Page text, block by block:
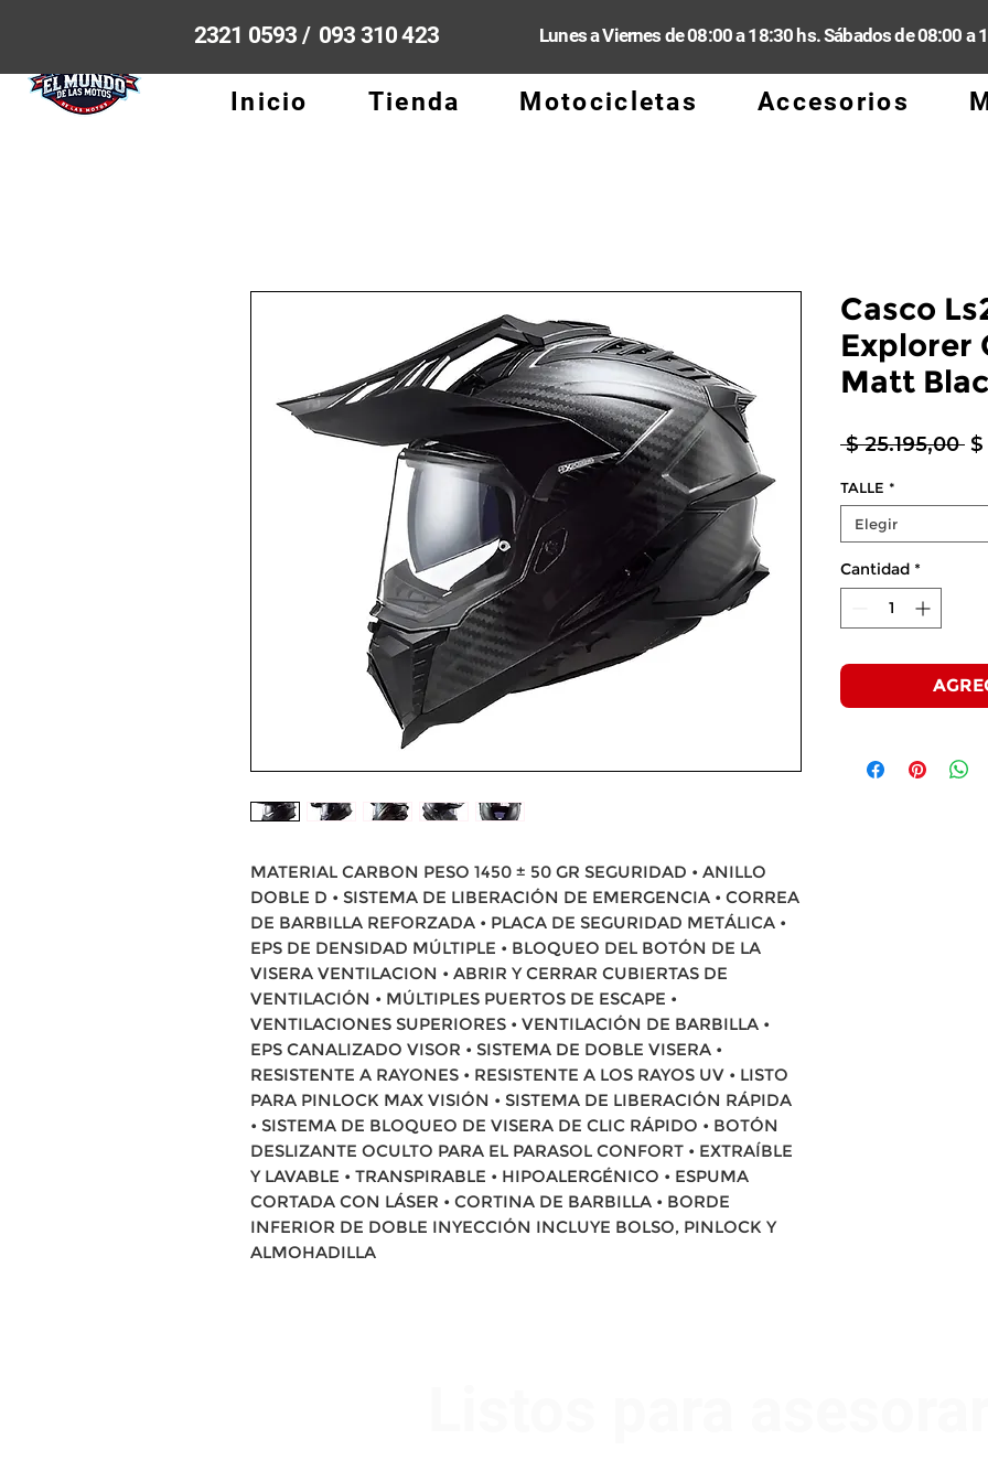
2321 0593 / 093 310 423 Lunes a Viernes de 08:00 a 18:30 hs. Sábados de 08:00 a
Inicio Tienda Motocicletas Accesorios
MATERIAL CARBON PESO 1450 ± 50 GR SEGURIDAD • ANILLO
DOBLE D • SISTEMA DE LIBERACIÓN DE EMERGENCIA • CORREA
DE BARBILLA REFORZADA • PLACA DE SEGURIDAD METÁLICA •
EPS DE DENSIDAD MÚLTIPLE • BLOQUEO DEL BOTÓN DE LA
VISERA VENTILACION • ABRIR Y CERRAR CUBIERTAS DE
VENTILACIÓN • MÚLTIPLES PUERTOS DE ESCAPE •
VENTILACIONES SUPERIORES • VENTILACIÓN DE BARBILLA •
EPS CANALIZADO VISOR • SISTEMA DE DOBLE VISERA •
RESISTENTE A RAYONES • RESISTENTE A LOS RAYOS UV • LISTO
PARA PINLOCK MAX VISIÓN • SISTEMA DE LIBERACIÓN RÁPIDA
• SISTEMA DE BLOQUEO DE VISERA DE CLIC RÁPIDO • BOTÓN
DESLIZANTE OCULTO PARA EL PARASOL CONFORT • EXTRAÍBLE
Y LAVABLE • TRANSPIRABLE • HIPOALERGÉNICO • ESPUMA
CORTADA CON LÁSER • CORTINA DE BARBILLA • BORDE
INFERIOR DE DOBLE INYECCIÓN INCLUYE BOLSO, PINLOCK Y
ALMOHADILLA
Casco
Explorer
Matt
$ 25.195,00 $
TALLE *
Elegir
Cantidad *